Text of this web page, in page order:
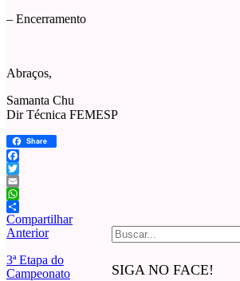
– Encerramento
Abraços,
Samanta Chu
Dir Técnica FEMESP
Share
Facebook
Twitter
Email
WhatsApp
Compartilhar
Buscar
por:
SIGA NO FACE!
Anterior
3ª Etapa do
Campeonato